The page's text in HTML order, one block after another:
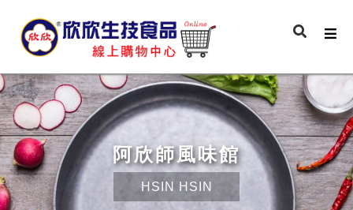
阿欣師風味館
HSIN HSIN